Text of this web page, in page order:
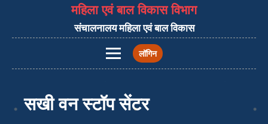
महिला एवं बाल विकास विभाग
संचालनालय महिला एवं बाल विकास
लॉगिन
होम
सखी वन स्टॉप सेंटर